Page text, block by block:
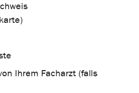
Ihrem Facharzt (falls